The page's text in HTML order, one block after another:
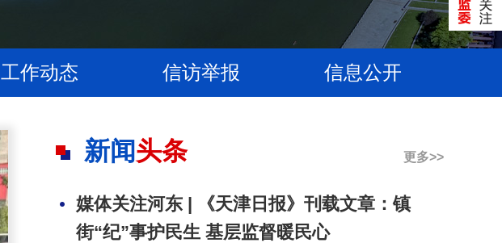
工作动态 信访举报 信息公开
新闻头条 更多>>
媒体关注河东 | 《天津日报》刊载文章：镇
街“纪”事护民生 基层监督暖民心